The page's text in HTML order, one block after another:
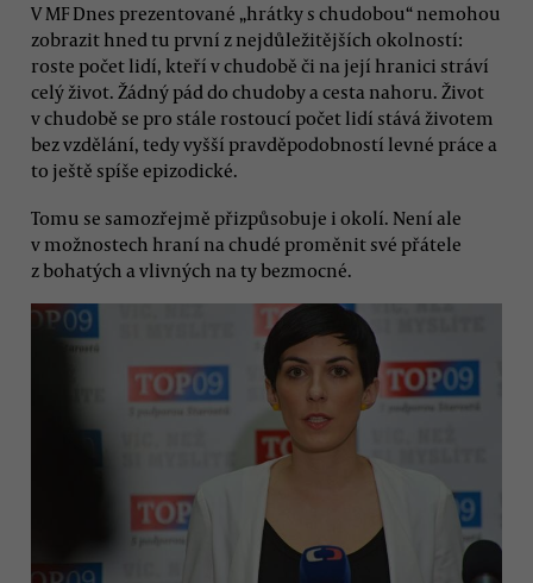
V MF Dnes prezentované „hrátky s chudobou“ nemohou
zobrazit hned tu první z nejdůležitějších okolností:
roste počet lidí, kteří v chudobě či na její hranici stráví
celý život. Žádný pád do chudoby a cesta nahoru. Život
v chudobě se pro stále rostoucí počet lidí stává životem
bez vzdělání, tedy vyšší pravděpodobností levné práce a
to ještě spíše epizodické.
Tomu se samozřejmě přizpůsobuje i okolí. Není ale
v možnostech hraní na chudé proměnit své přátele
z bohatých a vlivných na ty bezmocné.